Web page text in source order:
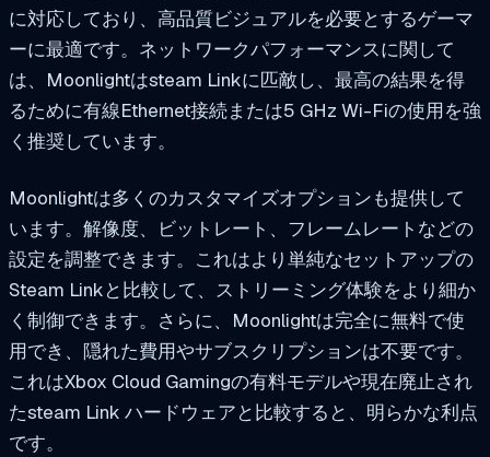
に対応しており、高品質ビジュアルを必要とするゲーマ
ーに最適です。ネットワークパフォーマンスに関して
は、Moonlightはsteam Linkに匹敵し、最高の結果を得
るために有線Ethernet接続または5 GHz Wi-Fiの使用を強
く推奨しています。
Moonlightは多くのカスタマイズオプションも提供して
います。解像度、ビットレート、フレームレートなどの
設定を調整できます。これはより単純なセットアップの
Steam Linkと比較して、ストリーミング体験をより細か
く制御できます。さらに、Moonlightは完全に無料で使
用でき、隠れた費用やサブスクリプションは不要です。
これはXbox Cloud Gamingの有料モデルや現在廃止され
たsteam Link ハードウェアと比較すると、明らかな利点
です。